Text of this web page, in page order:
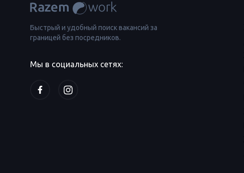
Быстрый и удобный поиск вакансий за
границей без посредников.
Мы в социальных сетях: